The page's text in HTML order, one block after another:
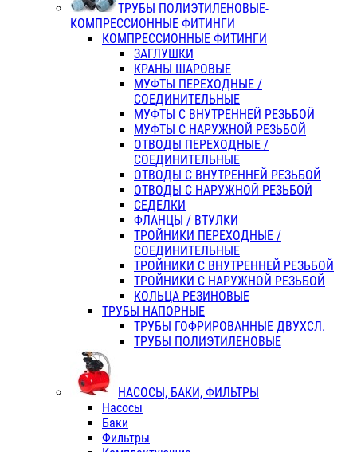
ТРУБЫ ПОЛИЭТИЛЕНОВЫЕ-
КОМПРЕССИОННЫЕ ФИТИНГИ
КОМПРЕССИОННЫЕ ФИТИНГИ
ЗАГЛУШКИ
КРАНЫ ШАРОВЫЕ
МУФТЫ ПЕРЕХОДНЫЕ /
СОЕДИНИТЕЛЬНЫЕ
МУФТЫ С ВНУТРЕННЕЙ РЕЗЬБОЙ
МУФТЫ С НАРУЖНОЙ РЕЗЬБОЙ
ОТВОДЫ ПЕРЕХОДНЫЕ /
СОЕДИНИТЕЛЬНЫЕ
ОТВОДЫ С ВНУТРЕННЕЙ РЕЗЬБОЙ
ОТВОДЫ С НАРУЖНОЙ РЕЗЬБОЙ
СЕДЕЛКИ
ФЛАНЦЫ / ВТУЛКИ
ТРОЙНИКИ ПЕРЕХОДНЫЕ /
СОЕДИНИТЕЛЬНЫЕ
ТРОЙНИКИ С ВНУТРЕННЕЙ РЕЗЬБОЙ
ТРОЙНИКИ С НАРУЖНОЙ РЕЗЬБОЙ
КОЛЬЦА РЕЗИНОВЫЕ
ТРУБЫ НАПОРНЫЕ
ТРУБЫ ГОФРИРОВАННЫЕ ДВУХСЛ.
ТРУБЫ ПОЛИЭТИЛЕНОВЫЕ
НАСОСЫ, БАКИ, ФИЛЬТРЫ
Насосы
Баки
Фильтры